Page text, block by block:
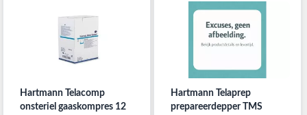
Hartmann Telacomp
onsteriel gaaskompres 12
Hartmann Telaprep
prepareerdepper TMS